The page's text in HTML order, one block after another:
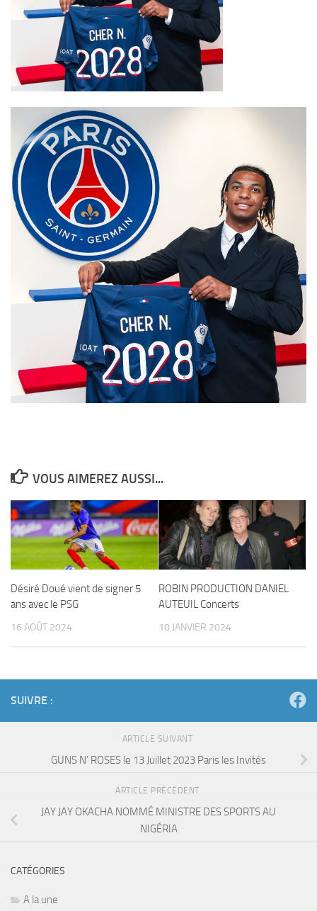
VOUS AIMEREZ AUSSI...
Désiré Doué vient de signer 5
ans avec le PSG
16 AOÛT 2024
ROBIN PRODUCTION DANIEL
AUTEUIL Concerts
10 JANVIER 2024
SUIVRE :
ARTICLE SUIVANT
GUNS N’ ROSES le 13 Juillet 2023 Paris les Invités
ARTICLE PRÉCÉDENT
JAY JAY OKACHA NOMMÉ MINISTRE DES SPORTS AU
NIGÉRIA
CATÉGORIES
A la une